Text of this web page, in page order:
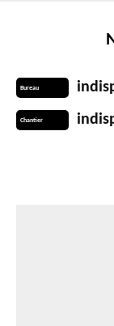
Bureau
Chantier